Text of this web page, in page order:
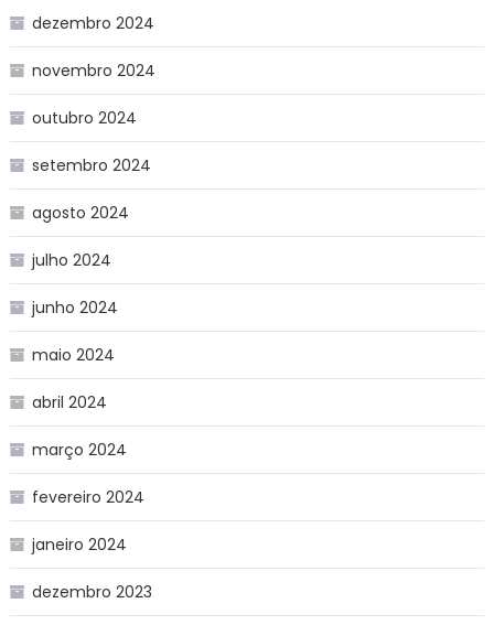
dezembro 2024
novembro 2024
outubro 2024
setembro 2024
agosto 2024
julho 2024
junho 2024
maio 2024
abril 2024
março 2024
fevereiro 2024
janeiro 2024
dezembro 2023